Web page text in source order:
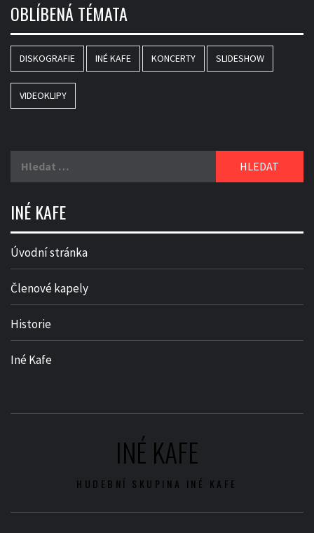
OBLÍBENÁ TÉMATA
DISKOGRAFIE INÉ KAFE KONCERTY SLIDESHOW
VIDEOKLIPY
INÉ KAFE
Úvodní stránka
Členové kapely
Historie
Iné Kafe
INÉ KAFE
HUDEBNÍ SKUPINA INÉ KAFE